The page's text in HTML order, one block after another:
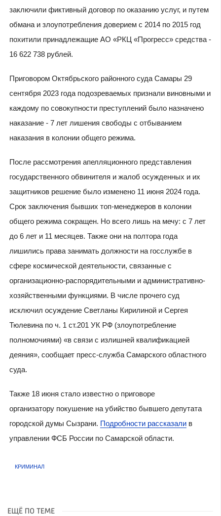
заключили фиктивный договор по оказанию услуг, и путем
обмана и злоупотребления доверием с 2014 по 2015 год
похитили принадлежащие АО «РКЦ «Прогресс» средства -
16 622 738 рублей.
Приговором Октябрьского районного суда Самары 29
сентября 2023 года подозреваемых признали виновными и
каждому по совокупности преступлений было назначено
наказание - 7 лет лишения свободы с отбыванием
наказания в колонии общего режима.
После рассмотрения апелляционного представления
государственного обвинителя и жалоб осужденных и их
защитников решение было изменено 11 июня 2024 года.
Срок заключения бывших топ-менеджеров в колонии
общего режима сокращен. Но всего лишь на мечу: с 7 лет
до 6 лет и 11 месяцев. Также они на полтора года
лишились права занимать должности на госслужбе в
сфере космической деятельности, связанные с
организационно-распорядительными и административно-
хозяйственными функциями. В числе прочего суд
исключил осуждение Светланы Кирилиной и Сергея
Тюлевина по ч. 1 ст.201 УК РФ (злоупотребление
полномочиями) «в связи с излишней квалификацией
деяния», сообщает пресс-служба Самарского областного
суда.
Также 18 июня стало известно о приговоре
организатору покушение на убийство бывшего депутата
городской думы Сызрани. Подробности рассказалив
управлении ФСБ России по Самарской области.
КРИМИНАЛ
ЕЩЁ ПО ТЕМЕ